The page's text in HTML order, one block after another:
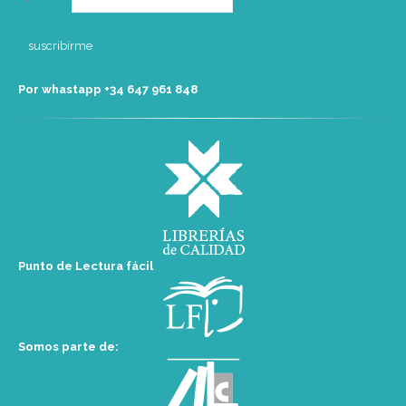
Por whastapp +34 ‭647 961 848‬
Punto de Lectura fácil
Somos parte de: